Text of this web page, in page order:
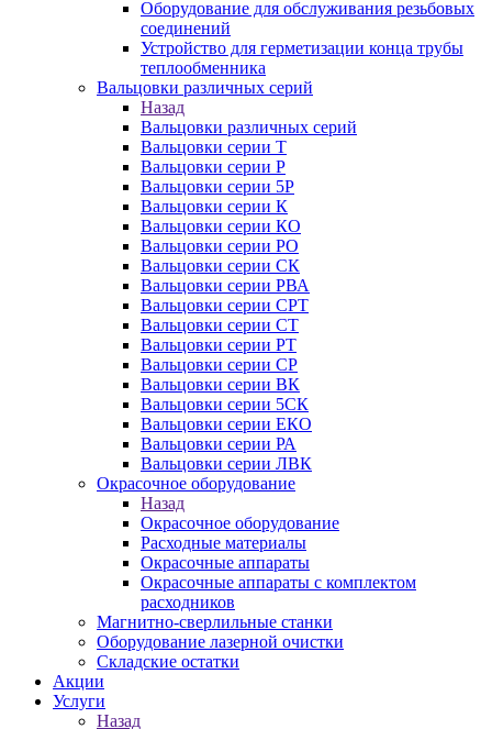
Оборудование для обслуживания резьбовых
соединений
Устройство для герметизации конца трубы
теплообменника
Вальцовки различных серий
Назад
Вальцовки различных серий
Вальцовки серии Т
Вальцовки серии Р
Вальцовки серии 5Р
Вальцовки серии К
Вальцовки серии КО
Вальцовки серии РО
Вальцовки серии СК
Вальцовки серии РВА
Вальцовки серии СРТ
Вальцовки серии СТ
Вальцовки серии РТ
Вальцовки серии СР
Вальцовки серии ВК
Вальцовки серии 5СК
Вальцовки серии ЕКО
Вальцовки серии РА
Вальцовки серии ЛВК
Окрасочное оборудование
Назад
Окрасочное оборудование
Расходные материалы
Окрасочные аппараты
Окрасочные аппараты с комплектом
расходников
Магнитно-сверлильные станки
Оборудование лазерной очистки
Складские остатки
Акции
Услуги
Назад